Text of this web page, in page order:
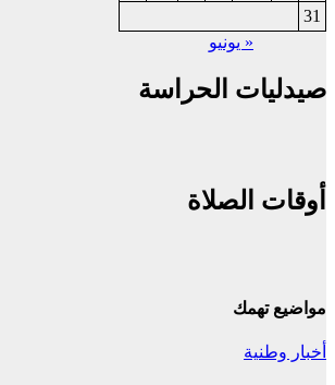
31
« يونيو
صيدليات الحراسة
أوقات الصلاة
مواضيع تهمك
أخبار وطنية